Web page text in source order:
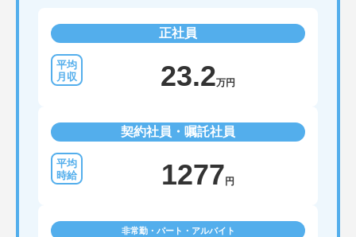
正社員
23.2万円
契約社員・嘱託社員
1277 円
非常勤・パート・アルバイト